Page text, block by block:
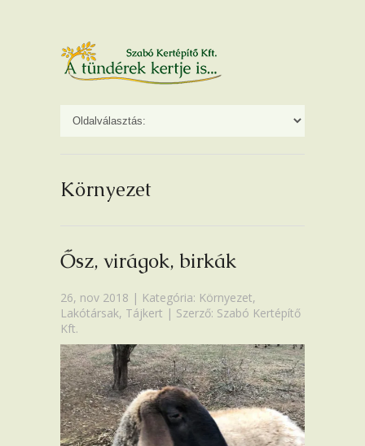
Környezet
Ősz, virágok, birkák
26, nov 2018 | Kategória: Környezet,
Lakótársak, Tájkert | Szerző: Szabó Kertépítő
Kft.